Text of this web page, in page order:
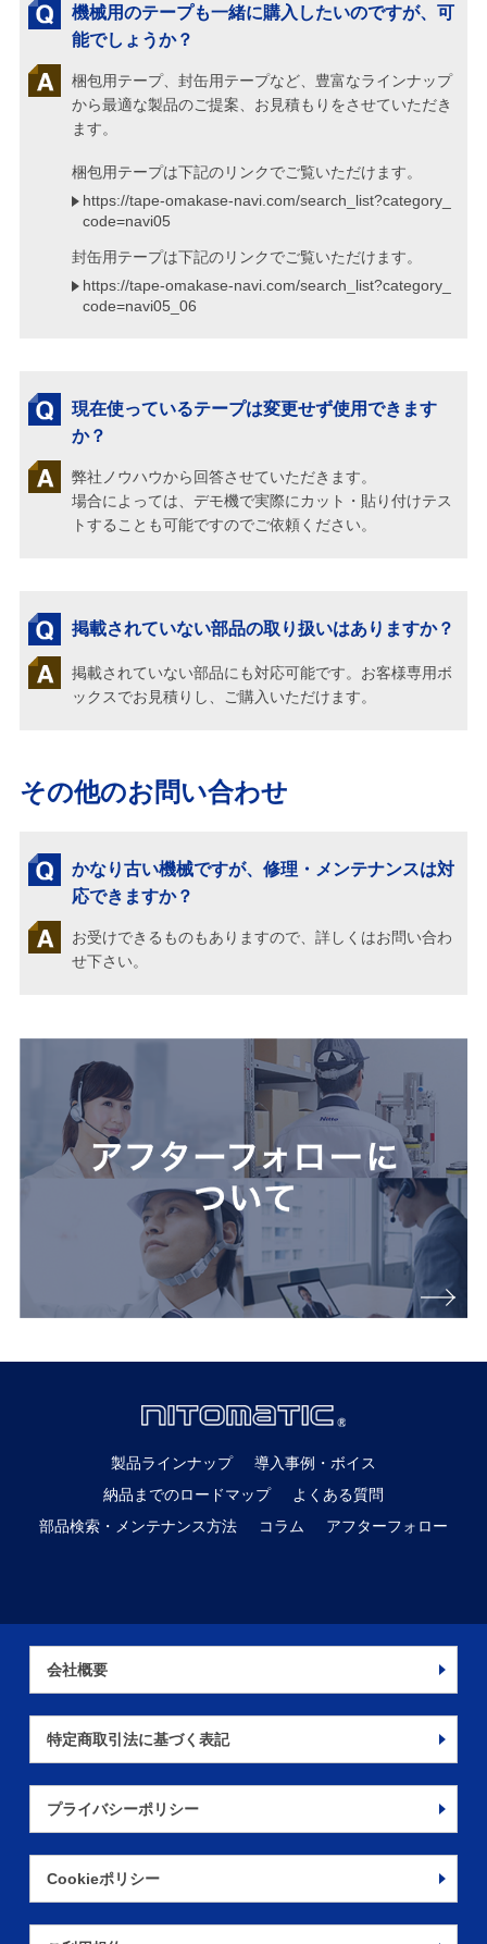
機械用のテープも一緒に購入したいのですが、可
能でしょうか？
梱包用テープ、封缶用テープなど、豊富なラインナップ
から最適な製品のご提案、お見積もりをさせていただき
ます。
梱包用テープは下記のリンクでご覧いただけます。
https://tape-omakase-navi.com/search_list?category_
code=navi05
封缶用テープは下記のリンクでご覧いただけます。
https://tape-omakase-navi.com/search_list?category_
code=navi05_06
現在使っているテープは変更せず使用できます
か？
弊社ノウハウから回答させていただきます。
場合によっては、デモ機で実際にカット・貼り付けテス
トすることも可能ですのでご依頼ください。
掲載されていない部品の取り扱いはありますか？
掲載されていない部品にも対応可能です。お客様専用ボ
ックスでお見積りし、ご購入いただけます。
その他のお問い合わせ
かなり古い機械ですが、修理・メンテナンスは対
応できますか？
お受けできるものもありますので、詳しくはお問い合わ
せ下さい。
製品ラインナップ
導入事例・ボイス
納品までのロードマップ
よくある質問
部品検索・メンテナンス方法
コラム アフターフォロー
会社概要
特定商取引法に基づく表記
プライバシーポリシー
Cookieポリシー